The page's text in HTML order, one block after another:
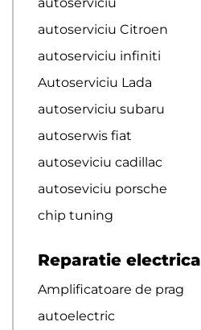
autoserviciu Citroen
autoserviciu infiniti
Autoserviciu Lada
autoserviciu subaru
autoserwis fiat
autoseviciu cadillac
autoseviciu porsche
chip tuning
Reparatie electrica
Amplificatoare de prag
autoelectric